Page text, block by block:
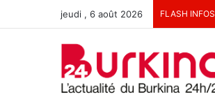
jeudi , 6 août 2026 FLASH INFOS